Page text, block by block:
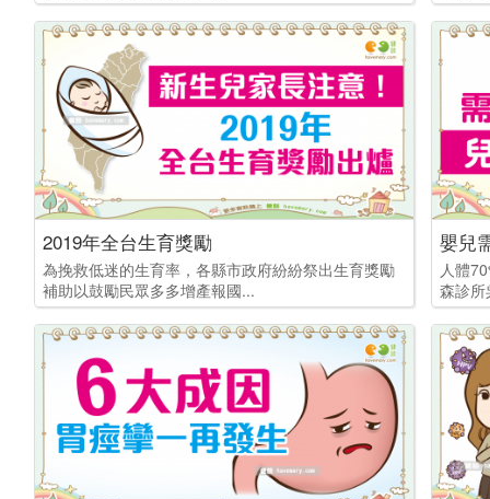
2019年全台生育獎勵
為挽救低迷的生育率，各縣市政府紛紛祭出生育獎勵
補助以鼓勵民眾多多增產報國...
嬰兒
人體
森診